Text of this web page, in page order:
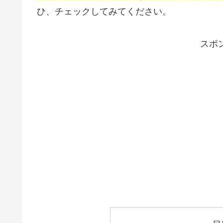
ひ、チェックしてみてください。
スポ